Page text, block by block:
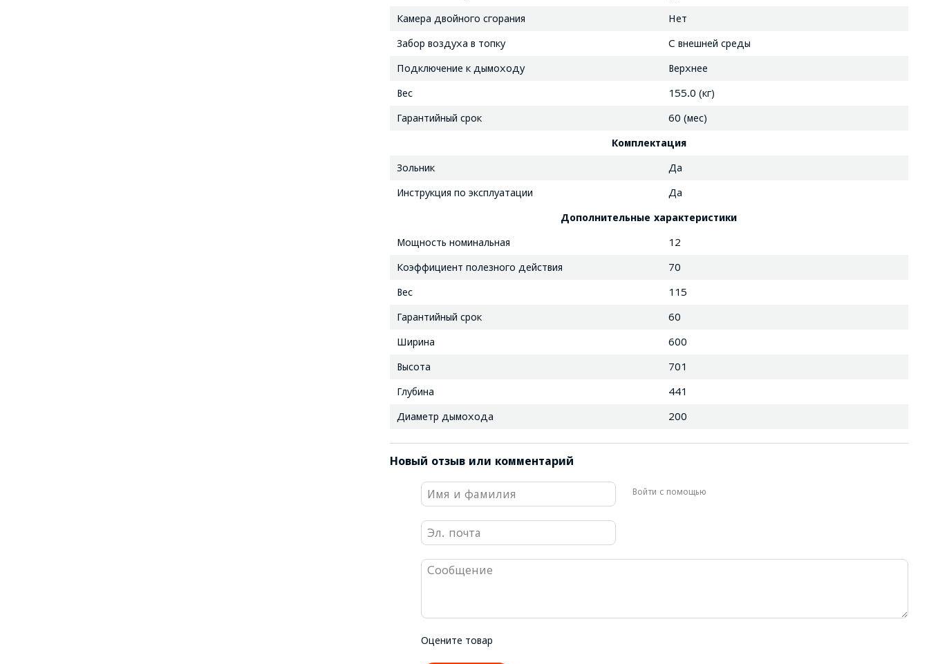
Камера двойного сгорания Нет
Забор воздуха в топку С внешней среды
Подключение к дымоходу Верхнее
Вес 155.0 (кг)
Гарантийный срок 60 (мес)
Комплектация
Зольник Да
Инструкция по эксплуатации Да
Дополнительные характеристики
Мощность номинальная 12
Коэффициент полезного действия 70
Вес 115
Гарантийный срок 60
Ширина 600
Высота 701
Глубина 441
Диаметр дымохода 200
Новый отзыв или комментарий
Войти с помощью
Оцените товар